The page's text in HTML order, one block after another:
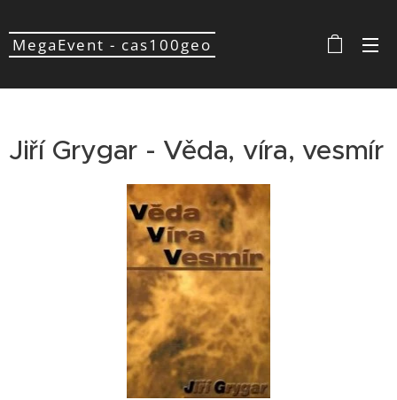
MegaEvent - cas100geo
Jiří Grygar - Věda, víra, vesmír